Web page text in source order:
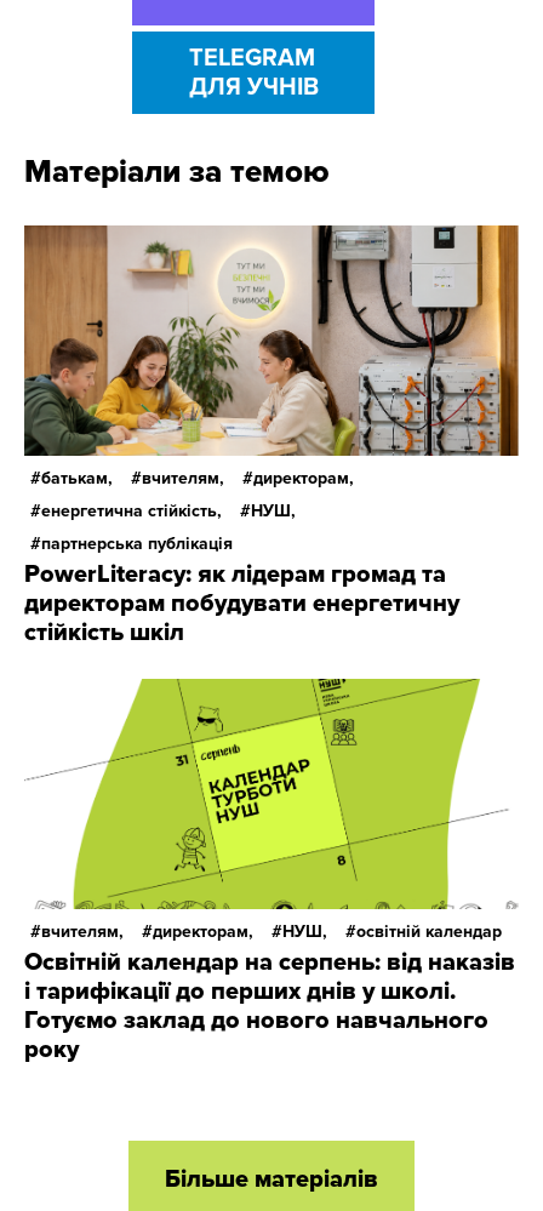
TELEGRAM
ДЛЯ УЧНІВ
Матеріали за темою
батькам, вчителям,
директорам,
енергетична стійкість,
НУШ,
партнерська публікація
PowerLiteracy: як лідерам громад та
директорам побудувати енергетичну
стійкість шкіл
вчителям, директорам, НУШ, освітній календар
Освітній календар на серпень: від наказів
і тарифікації до перших днів у школі.
Готуємо заклад до нового навчального
року
Більше матеріалів